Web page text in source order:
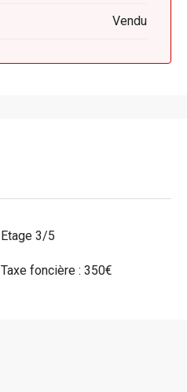
Vendu
Etage 3/5
Taxe foncière : 350€